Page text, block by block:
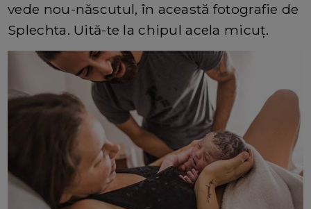
vede nou-născutul, în această fotografie de
Splechta. Uită-te la chipul acela micuț.